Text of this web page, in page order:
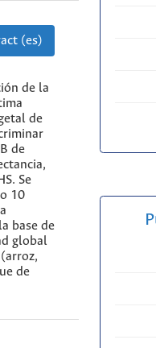
(es)
de la
de
de
Se
10
base de
global
de